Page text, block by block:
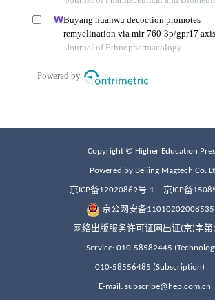
Copyright © Higher Education
Powered by Beijing Magtech Co.
京ICP备12020869号-1 京ICP备
京公网安备
网络出版服务许可证网出证(京)字第
Service: 010-58582445
010-58556485 (Subscription)
E-mail: subscribe@hep.com.cn